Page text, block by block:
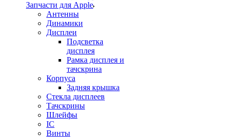
Запчасти для Apple
Антенны
Динамики
Дисплеи
Подсветка
дисплея
Рамка дисплея и
тачскрина
Корпуса
Задняя крышка
Стекла дисплеев
Тачскрины
Шлейфы
IC
Винты